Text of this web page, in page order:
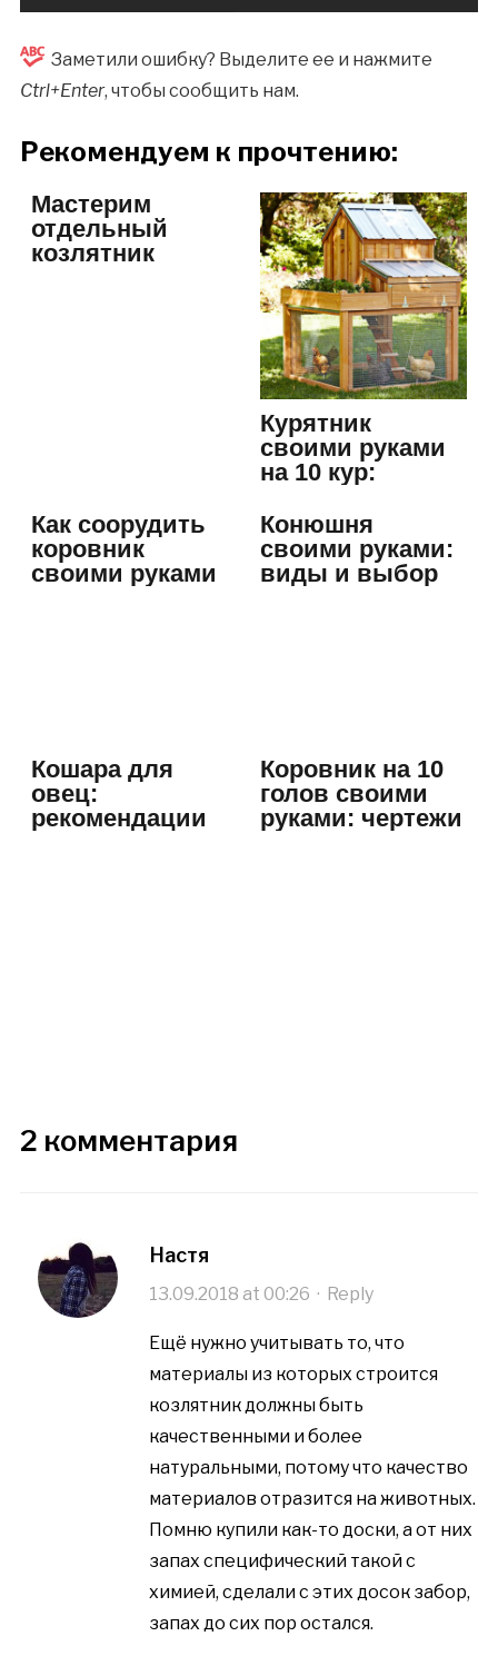
Заметили ошибку? Выделите ее и нажмите
Ctrl+Enter, чтобы сообщить нам.
Рекомендуем к прочтению:
Мастерим
отдельный
козлятник
Курятник
своими руками
на 10 кур:
значение
Как соорудить
коровник
своими руками
Конюшня
своими руками:
виды и выбор
Кошара для
овец:
рекомендации
Коровник на 10
голов своими
руками: чертежи
2 комментария
Настя
13.09.2018 at 00:26 · Reply
Ещё нужно учитывать то, что
материалы из которых строится
козлятник должны быть
качественными и более
натуральными, потому что качество
материалов отразится на животных.
Помню купили как-то доски, а от них
запах специфический такой с
химией, сделали с этих досок забор,
запах до сих пор остался.